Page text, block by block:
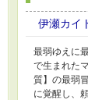
伊瀬カイ
最弱ゆえに
で生まれた
質】の最弱
に覚醒し、